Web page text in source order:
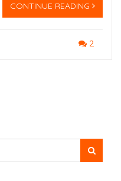
CONTINUE READING
2